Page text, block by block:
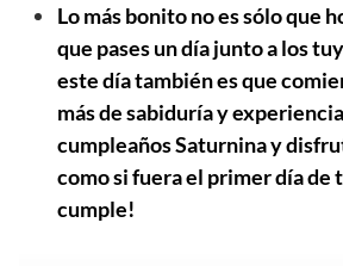
Lo más bonito no es sólo que
que pases un día junto a los
este día también es que
más de sabiduría y
cumpleaños Saturnina y
como si fuera el primer día de
cumple!